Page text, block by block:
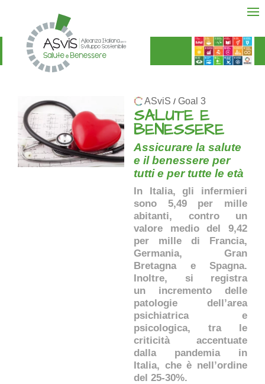
ASviS / Goal 3
SALUTE E
BENESSERE
Assicurare la salute
e il benessere per
tutti e per tutte le età
In Italia, gli infermieri
sono 5,49 per mille
abitanti, contro un
valore medio del 9,42
per mille di Francia,
Germania, Gran
Bretagna e Spagna.
Inoltre, si registra
un incremento delle
patologie dell’area
psichiatrica e
psicologica, tra le
criticità accentuate
dalla pandemia in
Italia, che è nell’ordine
del 25-30%.